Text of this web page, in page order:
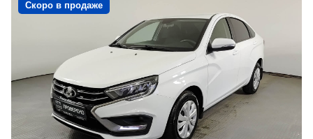
Скоро в продаже